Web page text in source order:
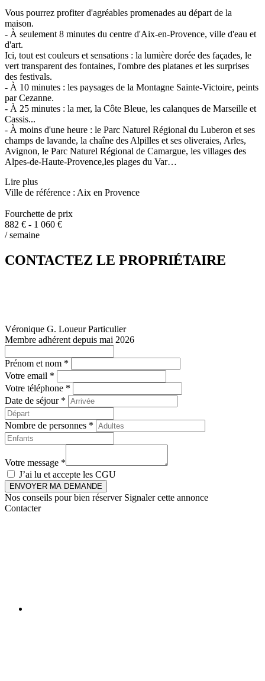
Vous pourrez profiter d'agréables promenades au départ de la
maison.
- À seulement 8 minutes du centre d'Aix-en-Provence, ville d'eau et
d'art.
Ici, tout est couleurs et sensations : la lumière dorée des façades, le
vert transparent des fontaines, l'ombre des platanes et les surprises
des festivals.
- À 10 minutes : les paysages de la Montagne Sainte-Victoire, peints
par Cezanne.
- À 25 minutes : la mer, la Côte Bleue, les calanques de Marseille et
Cassis...
- À moins d'une heure : le Parc Naturel Régional du Luberon et ses
champs de lavande, la chaîne des Alpilles et ses oliveraies, Arles,
Avignon, le Parc Naturel Régional de Camargue, les villages des
Alpes-de-Haute-Provence,les plages du Var…
Lire plus
Ville de référence : Aix en Provence
Fourchette de prix
882 € - 1 060 €
/ semaine
CONTACTEZ LE PROPRIÉTAIRE
Véronique G. Loueur Particulier
Membre adhérent depuis mai 2026
Prénom et nom *
Votre email *
Votre téléphone *
Date de séjour *
Nombre de personnes *
Votre message *
J’ai lu et accepte les CGU
ENVOYER MA DEMANDE
Nos conseils pour bien réserver Signaler cette annonce
Contacter